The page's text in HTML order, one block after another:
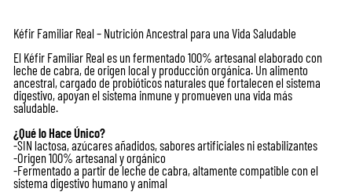
Kéfir Familiar Real – Nutrición Ancestral para una Vida Saludable
El Kéfir Familiar Real es un fermentado 100% artesanal elaborado con
leche de cabra, de origen local y producción orgánica. Un alimento
ancestral, cargado de probióticos naturales que fortalecen el sistema
digestivo, apoyan el sistema inmune y promueven una vida más
saludable.
¿Qué lo Hace Único?
-SIN lactosa, azúcares añadidos, sabores artificiales ni estabilizantes
-Origen 100% artesanal y orgánico
-Fermentado a partir de leche de cabra, altamente compatible con el
sistema digestivo humano y animal